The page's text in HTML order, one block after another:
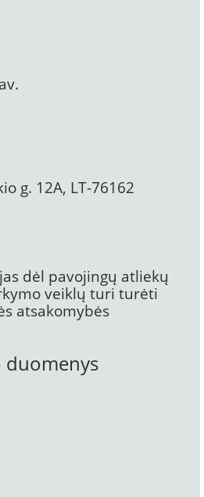
g. 12A, LT-76162
dėl pavojingų atliekų
veiklų turi turėti
atsakomybės
duomenys